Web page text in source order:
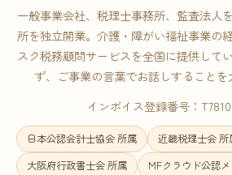
一般事業会社、税理士事務所、監査法人
所を独立開業。介護・障がい福祉事業の
スク税務顧問サービスを全国に提供して
ず、ご事業の言葉でお話しすることを
インボイス登録番号：
日本公認会計士協会 所属
近畿税理士会 所
大阪府行政書士会 所属
MFクラウド公認